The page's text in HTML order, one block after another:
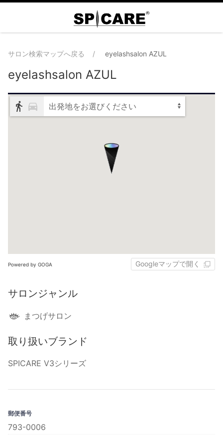
サロン検索マップへ戻る eyelashsalon AZUL
eyelashsalon AZUL
出発地をお選びください
Powered by GOGA Googleマップで開く
サロンジャンル
まつげサロン
取り扱いブランド
SPICARE V3シリーズ
郵便番号
793-0006